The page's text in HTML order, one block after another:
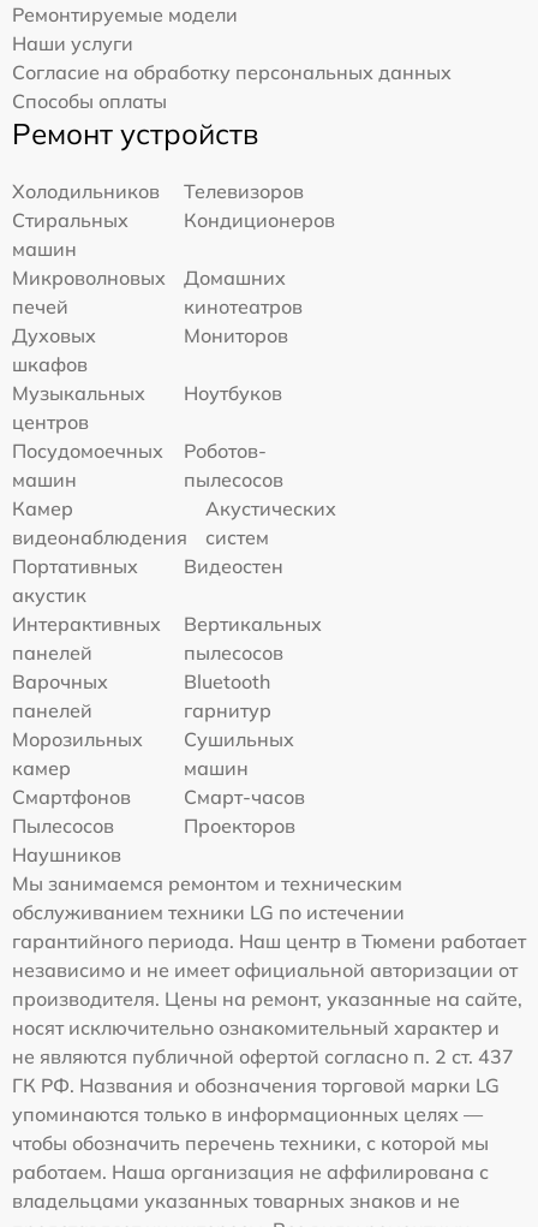
Ремонтируемые модели
Наши услуги
Согласие на обработку персональных данных
Способы оплаты
Ремонт устройств
Холодильников
Телевизоров
Стиральных
машин
Кондиционеров
Микроволновых
печей
Домашних
кинотеатров
Духовых
шкафов
Мониторов
Музыкальных
центров
Ноутбуков
Посудомоечных
машин
Роботов-
пылесосов
Камер
видеонаблюдения
Акустических
систем
Портативных
акустик
Видеостен
Интерактивных
панелей
Вертикальных
пылесосов
Варочных
панелей
Bluetooth
гарнитур
Морозильных
камер
Сушильных
машин
Смартфонов
Смарт-часов
Пылесосов
Проекторов
Наушников
Мы занимаемся ремонтом и техническим
обслуживанием техники LG по истечении
гарантийного периода. Наш центр в Тюмени работает
независимо и не имеет официальной авторизации от
производителя. Цены на ремонт, указанные на сайте,
носят исключительно ознакомительный характер и
не являются публичной офертой согласно п. 2 ст. 437
ГК РФ. Названия и обозначения торговой марки LG
упоминаются только в информационных целях —
чтобы обозначить перечень техники, с которой мы
работаем. Наша организация не аффилирована с
владельцами указанных товарных знаков и не